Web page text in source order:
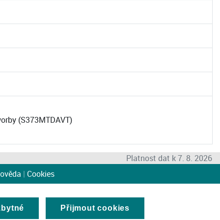
(S373MTDAVT)
Platnost dat k 7. 8. 2026
| Cookies
Přijmout cookies